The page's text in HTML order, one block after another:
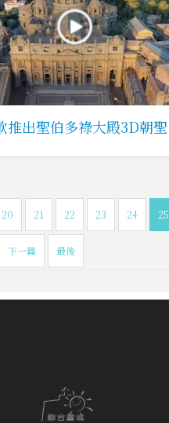
推出聖伯多祿大殿3D朝聖
20 21 22 23 24 25
下一篇 最後